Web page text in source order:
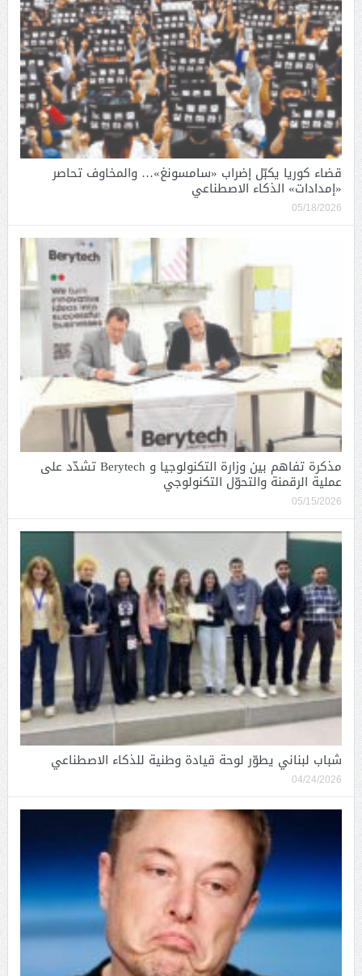
قضاء كوريا يكبّل إضراب «سامسونغ»… والمخاوف تحاصر
«إمدادات» الذكاء الاصطناعي
05/18/2026
مذكرة تفاهم بين وزارة التكنولوجيا و Berytech تشدّد على
عملية الرقمنة والتحوّل التكنولوجي
05/15/2026
شباب لبناني يطوّر لوحة قيادة وطنية للذكاء الاصطناعي
04/24/2026